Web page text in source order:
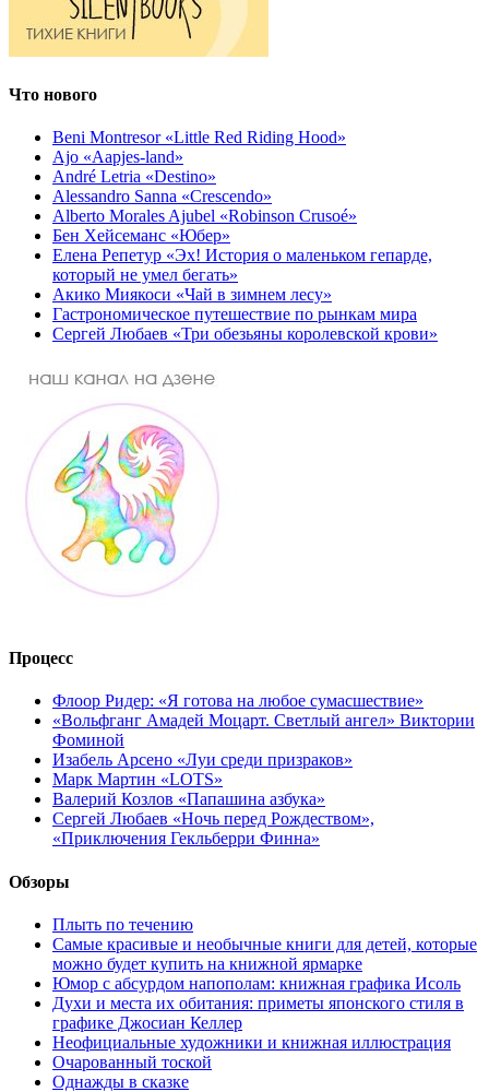
Что нового
Beni Montresor «Little Red Riding Hood»
Ajo «Aapjes-land»
André Letria «Destino»
Alessandro Sanna «Crescendo»
Alberto Morales Ajubel «Robinson Crusoé»
Бен Хейсеманс «Юбер»
Елена Репетур «Эх! История о маленьком гепарде,
который не умел бегать»
Акико Миякоси «Чай в зимнем лесу»
Гастрономическое путешествие по рынкам мира
Сергей Любаев «Три обезьяны королевской крови»
Процесс
Флоор Ридер: «Я готова на любое сумасшествие»
«Вольфганг Амадей Моцарт. Светлый ангел» Виктории
Фоминой
Изабель Арсено «Луи среди призраков»
Марк Мартин «LOTS»
Валерий Козлов «Папашина азбука»
Сергей Любаев «Ночь перед Рождеством»,
«Приключения Гекльберри Финна»
Обзоры
Плыть по течению
Самые красивые и необычные книги для детей, которые
можно будет купить на книжной ярмарке
Юмор с абсурдом напополам: книжная графика Исоль
Духи и места их обитания: приметы японского стиля в
графике Джосиан Келлер
Неофициальные художники и книжная иллюстрация
Очарованный тоской
Однажды в сказке